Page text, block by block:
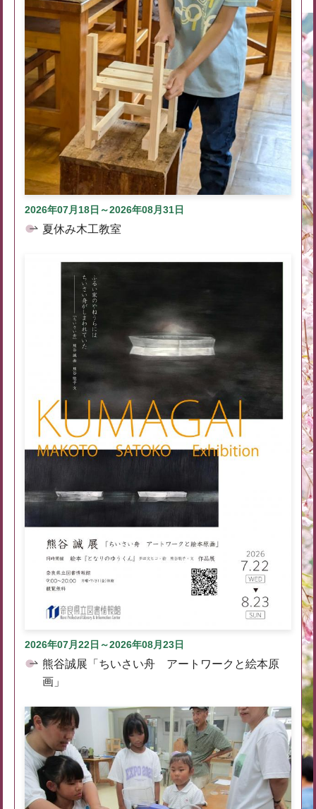
2026年07月18日～2026年08月31日
夏休み木工教室
2026年07月22日～2026年08月23日
熊谷誠展「ちいさい舟 アートワークと絵本原
画」